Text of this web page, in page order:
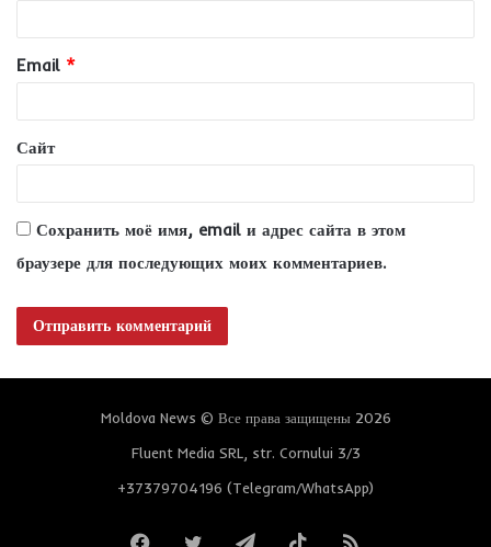
и
й
*
Email *
Сайт
Сохранить моё имя, email и адрес сайта в этом
браузере для последующих моих комментариев.
Moldova News © Все права защищены 2026
Fluent Media SRL, str. Cornului 3/3
+37379704196 (Telegram/WhatsApp)
FacebookTwitterTelegramTikTokRSS